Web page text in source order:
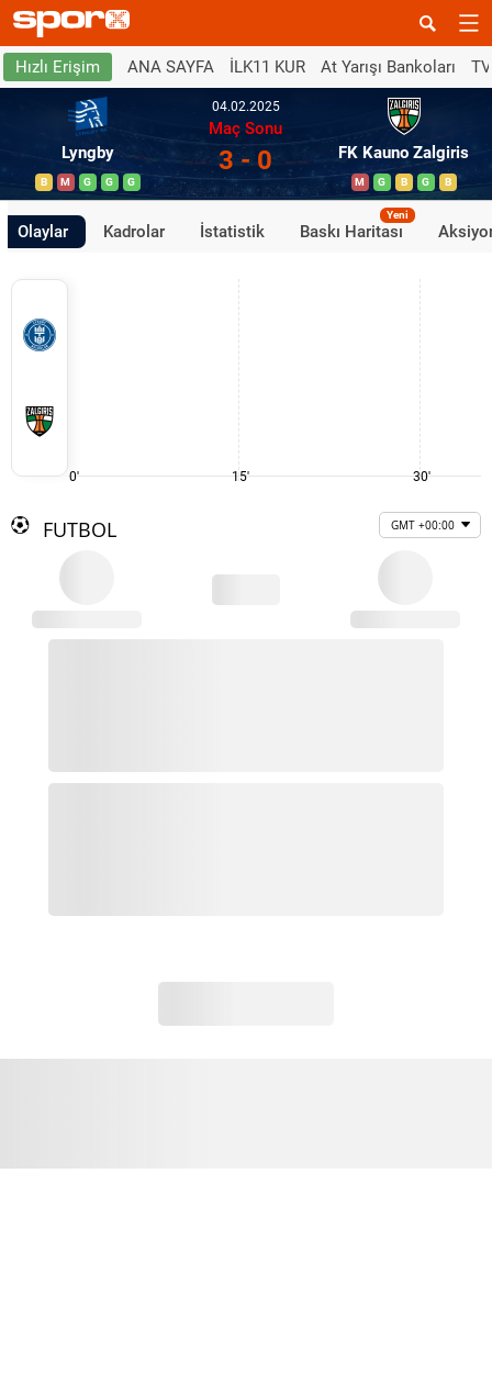
Hızlı Erişim ANA SAYFA İLK11 KUR At Yarışı Bankoları
Lyngby
B M G G G
04.02.2025
Maç Sonu
3 - 0 FK Kauno Zalgiris
M G B G B
Olaylar Kadrolar İstatistik Baskı Haritası
Yeni
0' 15' 30'
FUTBOL GMT +00:00